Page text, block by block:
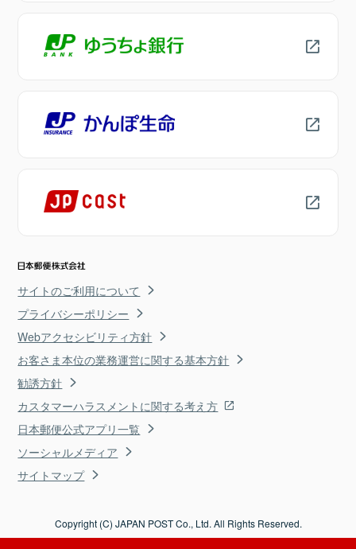
サイトのご利用について
プライバシーポリシー
Webアクセシビリティ方針
お客さま本位の業務運営に関する基本方針
勧誘方針
カスタマーハラスメントに関する考え方
日本郵便公式アプリ一覧
ソーシャルメディア
サイトマップ
Copyright (C) JAPAN POST Co., Ltd. All Rights Reserved.